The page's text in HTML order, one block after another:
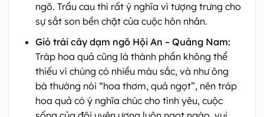
ngõ. Trầu cau thì rất ý nghĩa vì tượng trưng cho
sự sắt son bền chặt của cuộc hôn nhân.
Giỏ trái cây dạm ngõ Hội An – Quảng Nam:
Tráp hoa quả cũng là thành phần không thể
thiếu vì chúng có nhiều màu sắc, và như ông
bà thường nói “hoa thơm, quả ngọt”, nên tráp
hoa quả có ý nghĩa chúc cho tình yêu, cuộc